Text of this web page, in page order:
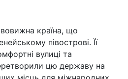
країна, що
півострові. Її
вулиці та
цю державу на